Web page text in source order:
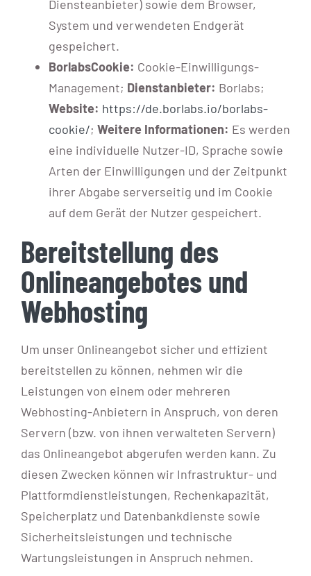
Diensteanbieter) sowie dem Browser,
System und verwendeten Endgerät
gespeichert.
BorlabsCookie: Cookie-Einwilligungs-
Management; Dienstanbieter: Borlabs;
Website: https://de.borlabs.io/borlabs-
cookie/; Weitere Informationen: Es werden
eine individuelle Nutzer-ID, Sprache sowie
Arten der Einwilligungen und der Zeitpunkt
ihrer Abgabe serverseitig und im Cookie
auf dem Gerät der Nutzer gespeichert.
Bereitstellung des
Onlineangebotes und
Webhosting
Um unser Onlineangebot sicher und effizient
bereitstellen zu können, nehmen wir die
Leistungen von einem oder mehreren
Webhosting-Anbietern in Anspruch, von deren
Servern (bzw. von ihnen verwalteten Servern)
das Onlineangebot abgerufen werden kann. Zu
diesen Zwecken können wir Infrastruktur- und
Plattformdienstleistungen, Rechenkapazität,
Speicherplatz und Datenbankdienste sowie
Sicherheitsleistungen und technische
Wartungsleistungen in Anspruch nehmen.